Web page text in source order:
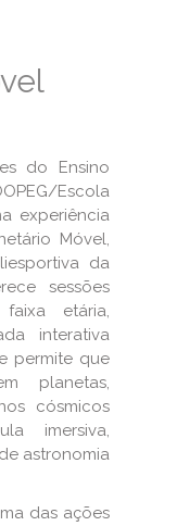
do Ensino
Escola
experiência
Móvel,
da
sessões
etária,
interativa
permite que
planetas,
cósmicos
imersiva,
astronomia
das ações